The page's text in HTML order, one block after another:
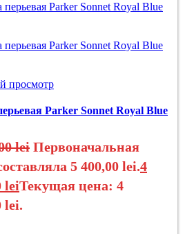
просмотр
Parker Sonnet Royal Blue
lei Первоначальная
5 400,00 lei.4
leiТекущая цена: 4
lei.